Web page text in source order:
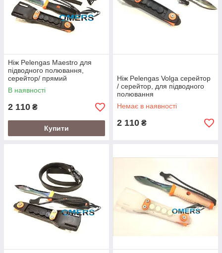
3. Різноманітність моделей: Ми пропонуємо широкий
вибір ножів для підводного полювання, дозволяючи
кожному підводному мисливцеві знайти ідеальну
оціните різницю, яку може надати ця продукція. Ми
робимо підводне полювання захоплюючим, безпечним
і ефективним.
Ніж Pelengas Maestro для
підводного полювання,
серейтор/ прямий
В наявності
2 110 ₴
Купити
Ніж Pelengas Volga серейтор
/ серейтор, для підводного
полювання
Немає в наявності
2 110 ₴